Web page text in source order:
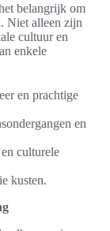
belangrijk om
Niet alleen zijn
cultuur en
enkele
en prachtige
en
culturele
kusten.